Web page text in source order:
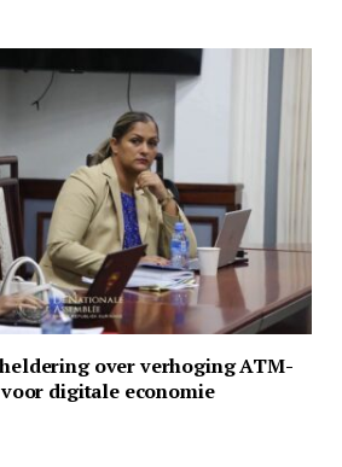
over verhoging ATM-
digitale economie